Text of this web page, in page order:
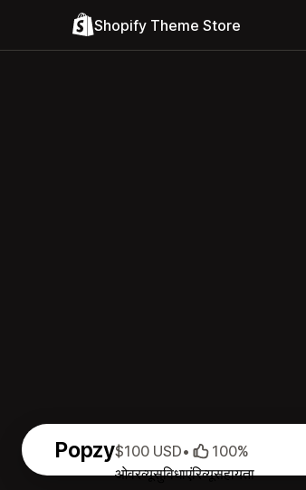
Shopify Theme Store
Popzy
ओवरव्यूसुविधाएंरिव्यूसहायता
$100 USD• 100%